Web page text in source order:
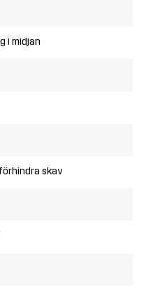
i midjan
skav